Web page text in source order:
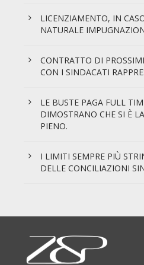
LICENZIAMENTO, IN
NATURALE
CONTRATTO DI
CON I SINDACATI
LE BUSTE PAGA FULL
DIMOSTRANO CHE SI È
PIENO.
I LIMITI SEMPRE PIÙ
DELLE CONCILIAZIONI